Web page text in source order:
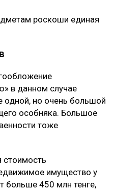
роскоши единая
в данном случае
одной, но очень большой
особняка. Большое
тоже
стоимость
имущество у
больше 450 млн тенге,